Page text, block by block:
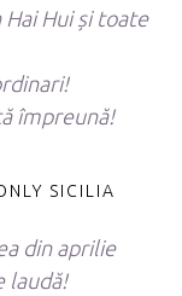
Hui și toate
împreună!
SICILIA
din aprilie
laudă!